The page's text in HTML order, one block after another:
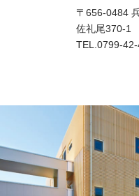
〒656-0484
佐礼尾370-1
TEL.0799-42-